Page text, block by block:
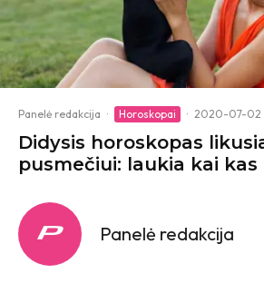
Panelė redakcija · Horoskopai · 2020-07-02
Didysis horoskopas
pusmečiui: laukia kai
Panelė redakcija